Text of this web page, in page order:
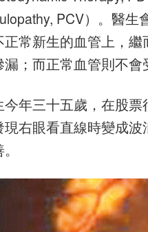
PCV）。醫
常新生的血管上，
漏；而正常血管則不會
年三十五歲，在股
右眼看直線時變成